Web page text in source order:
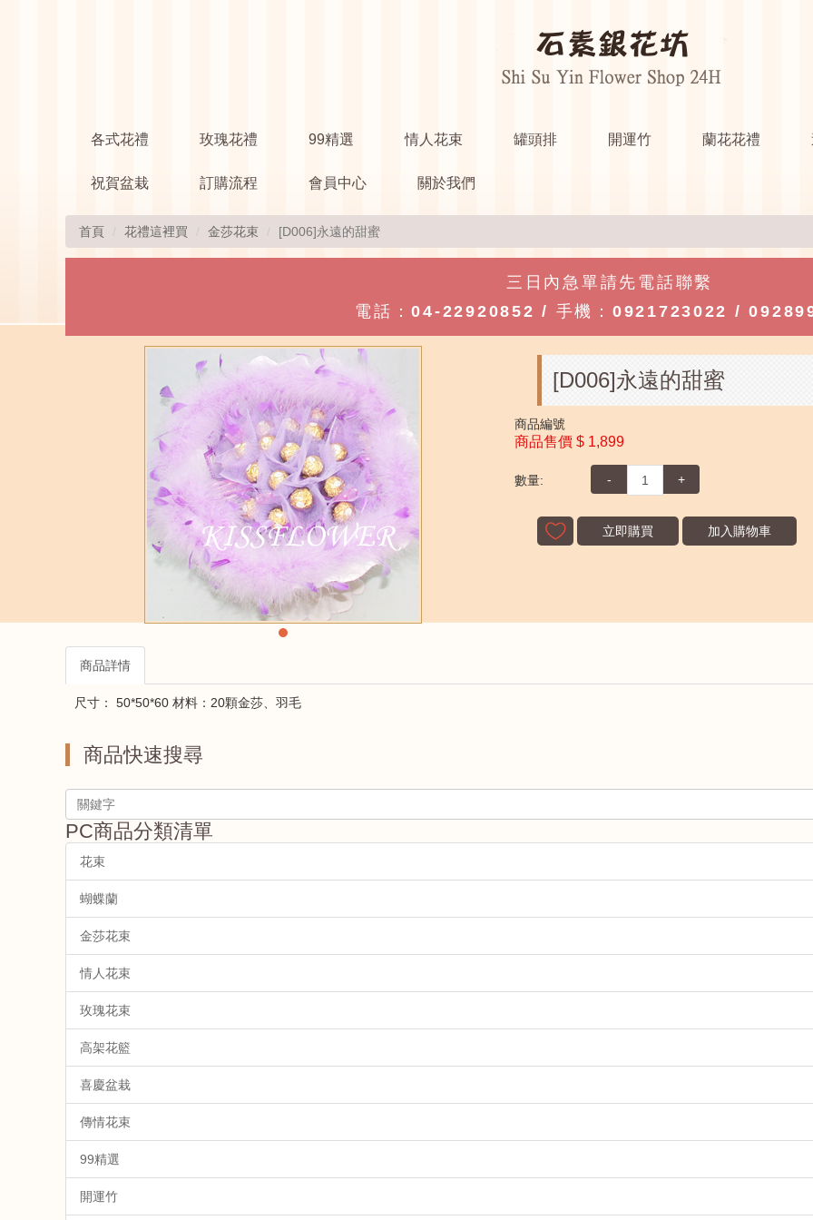
各式花禮 玫瑰花禮 99精選 情人花束 罐頭排 開運竹 蘭花花禮
祝賀盆栽 訂購流程 會員中心 關於我們
首頁 花禮這裡買 金莎花束 [D006]永遠的甜蜜
三日內急單請先電話聯繫
電話：04-22920852 / 手機： 0921723022 /
[D006]永遠的甜蜜
商品編號
商品售價 $ 1,899
數量: - +
立即購買 加入購物車
商品詳情
尺寸： 50*50*60 材料：20顆金莎、羽毛
商品快速搜尋
PC商品分類清單
花束
蝴蝶蘭
金莎花束
情人花束
玫瑰花束
高架花籃
喜慶盆栽
傳情花束
99精選
開運竹